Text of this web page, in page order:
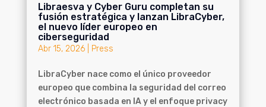
Libraesva y Cyber Guru completan su
fusión estratégica y lanzan LibraCyber,
el nuevo líder europeo en
ciberseguridad
Abr 15, 2026| Press
LibraCyber nace como el único proveedor
europeo que combina la seguridad del correo
electrónico basada en IA y el enfoque privacy